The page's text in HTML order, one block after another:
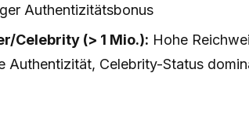
Authentizitätsbonus
Celebrity (> 1 Mio.): Hohe
Authentizität, Celebrity-Status